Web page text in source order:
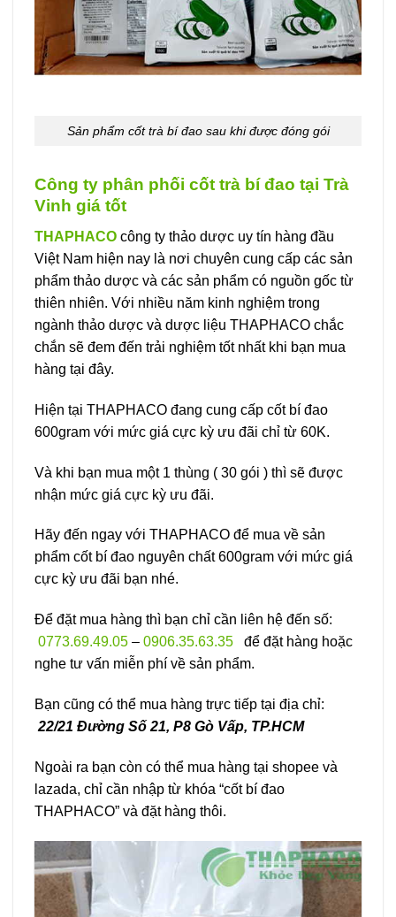
Sản phẩm cốt trà bí đao sau khi được đóng gói
Công ty phân phối cốt trà bí đao tại Trà
Vinh giá tốt
THAPHACO công ty thảo dược uy tín hàng đầu
Việt Nam hiện nay là nơi chuyên cung cấp các sản
phẩm thảo dược và các sản phẩm có nguồn gốc từ
thiên nhiên. Với nhiều năm kinh nghiệm trong
ngành thảo dược và dược liệu THAPHACO chắc
chắn sẽ đem đến trải nghiệm tốt nhất khi bạn mua
hàng tại đây.
Hiện tại THAPHACO đang cung cấp cốt bí đao
600gram với mức giá cực kỳ ưu đãi chỉ từ 60K.
Và khi bạn mua một 1 thùng ( 30 gói ) thì sẽ được
nhận mức giá cực kỳ ưu đãi.
Hãy đến ngay với THAPHACO để mua về sản
phẩm cốt bí đao nguyên chất 600gram với mức giá
cực kỳ ưu đãi bạn nhé.
Để đặt mua hàng thì bạn chỉ cần liên hệ đến số:
0773.69.49.05 – 0906.35.63.35
để đặt hàng hoặc
nghe tư vấn miễn phí về sản phẩm.
Bạn cũng có thể mua hàng trực tiếp tại địa chỉ:
22/21 Đường Số 21, P8 Gò Vấp, TP.HCM
Ngoài ra bạn còn có thể mua hàng tại shopee và
lazada, chỉ cần nhập từ khóa “cốt bí đao
THAPHACO” và đặt hàng thôi.